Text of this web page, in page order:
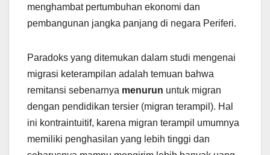
menghambat pertumbuhan ekonomi dan
pembangunan jangka panjang di negara Periferi.
Paradoks yang ditemukan dalam studi mengenai
migrasi keterampilan adalah temuan bahwa
remitansi sebenarnya menurun untuk migran
dengan pendidikan tersier (migran terampil). Hal
ini kontraintuitif, karena migran terampil umumnya
memiliki penghasilan yang lebih tinggi dan